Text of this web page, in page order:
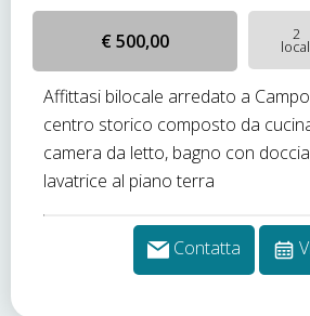
€ 500,00 2
Affittasi bilocale arredato a
centro storico composto da
camera da letto, bagno con
lavatrice al piano terra
Contatta